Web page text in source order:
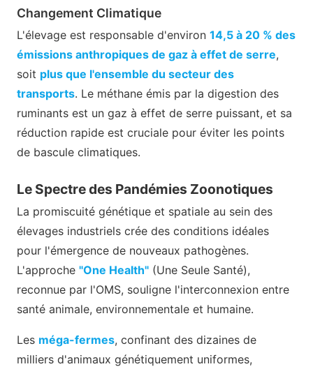
Changement Climatique
L'élevage est responsable d'environ 14,5 à 20 % des
émissions anthropiques de gaz à effet de serre,
soit plus que l'ensemble du secteur des
transports. Le méthane émis par la digestion des
ruminants est un gaz à effet de serre puissant, et sa
réduction rapide est cruciale pour éviter les points
de bascule climatiques.
Le Spectre des Pandémies Zoonotiques
La promiscuité génétique et spatiale au sein des
élevages industriels crée des conditions idéales
pour l'émergence de nouveaux pathogènes.
L'approche "One Health" (Une Seule Santé),
reconnue par l'OMS, souligne l'interconnexion entre
santé animale, environnementale et humaine.
Les méga-fermes, confinant des dizaines de
milliers d'animaux génétiquement uniformes,